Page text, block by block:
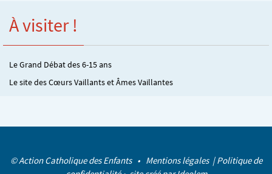
À visiter !
Le Grand Débat des 6-15 ans
Le site des Cœurs Vaillants et Âmes Vaillantes
© Action Catholique des Enfants • Mentions légales |Politique de